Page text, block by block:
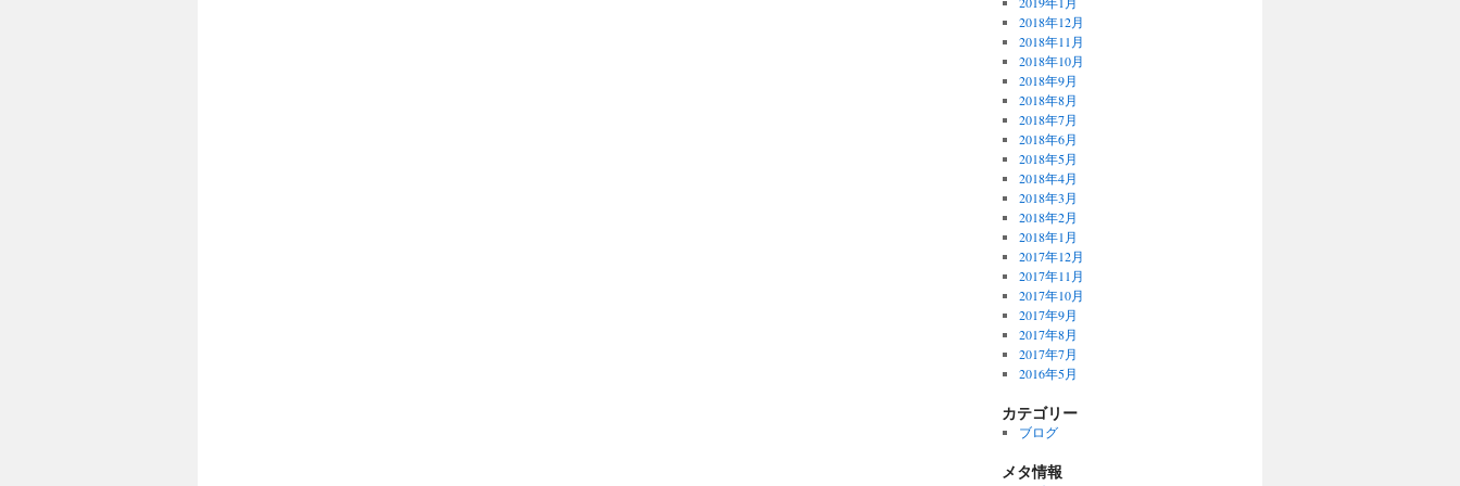
2018年12月
2018年11月
2018年10月
2018年9月
2018年8月
2018年7月
2018年6月
2018年5月
2018年4月
2018年3月
2018年2月
2018年1月
2017年12月
2017年11月
2017年10月
2017年9月
2017年8月
2017年7月
2016年5月
カテゴリー
ブログ
メタ情報